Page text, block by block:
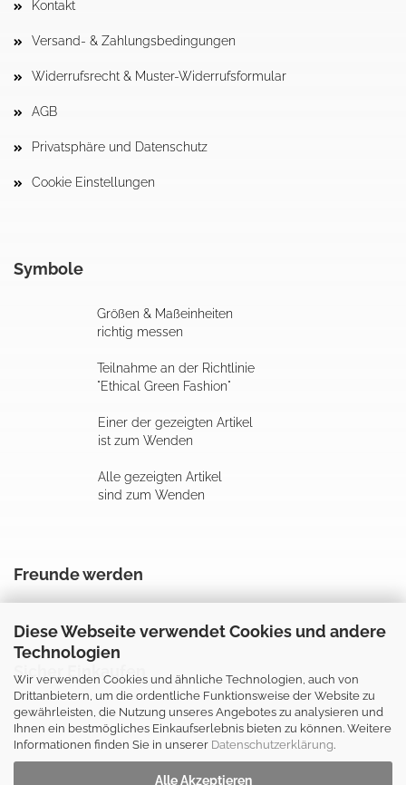
Diese Webseite verwendet Cookies und andere
Technologien
Wir verwenden Cookies und ähnliche Technologien, auch von
Drittanbietern, um die ordentliche Funktionsweise der Website zu
gewährleisten, die Nutzung unseres Angebotes zu analysieren und
Ihnen ein bestmögliches Einkaufserlebnis bieten zu können. Weitere
Informationen finden Sie in unserer Datenschutzerklärung.
Alle Akzeptieren
Kontakt
Versand- & Zahlungsbedingungen
Widerrufsrecht & Muster-Widerrufsformular
AGB
Privatsphäre und Datenschutz
Cookie Einstellungen
Symbole
Größen & Maßeinheiten
richtig messen
Teilnahme an der Richtlinie
"Ethical Green Fashion"
Einer der gezeigten Artikel
ist zum Wenden
Alle gezeigten Artikel
sind zum Wenden
Freunde werden
Sicher Einkaufen